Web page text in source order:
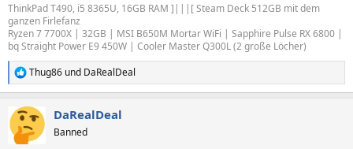
ThinkPad T490, i5 8365U, 16GB RAM ]|||[ Steam Deck 512GB mit dem
ganzen Firlefanz
Ryzen 7 7700X | 32GB | MSI B650M Mortar WiFi | Sapphire Pulse RX 6800 |
bq Straight Power E9 450W | Cooler Master Q300L (2 große Löcher)
R
e
k
i
Thug86 und DaRealDeal
DaRealDeal
Banned